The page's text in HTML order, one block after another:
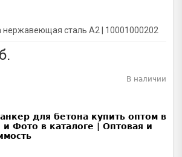
нержавеющая сталь A2 | 10001000202
В наличии